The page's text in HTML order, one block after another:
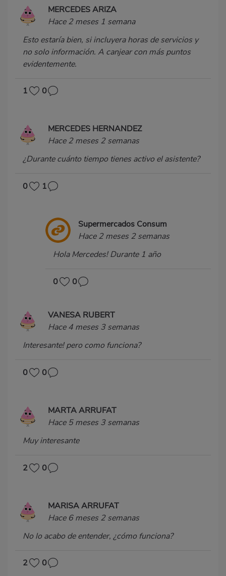
MERCEDES ARIZA
Hace 2 meses 1 semana
Esto estaría bien, si incluyera horas de servicios y
no solo información. A canjear con más puntos
evidentemente.
1 0
MERCEDES HERNANDEZ
Hace 2 meses 2 semanas
¿Durante cuánto tiempo tienes activo el asistente?
0 1
Supermercados Consum
Hace 2 meses 2 semanas
Hola Mercedes! Durante 1 año
0 0
VANESA RUBERT
Hace 4 meses 3 semanas
Interesante! pero como funciona?
0 0
MARTA ARRUFAT
Hace 5 meses 3 semanas
Muy interesante
2 0
MARISA ARRUFAT
Hace 6 meses 2 semanas
No lo acabo de entender, ¿cómo funciona?
2 0